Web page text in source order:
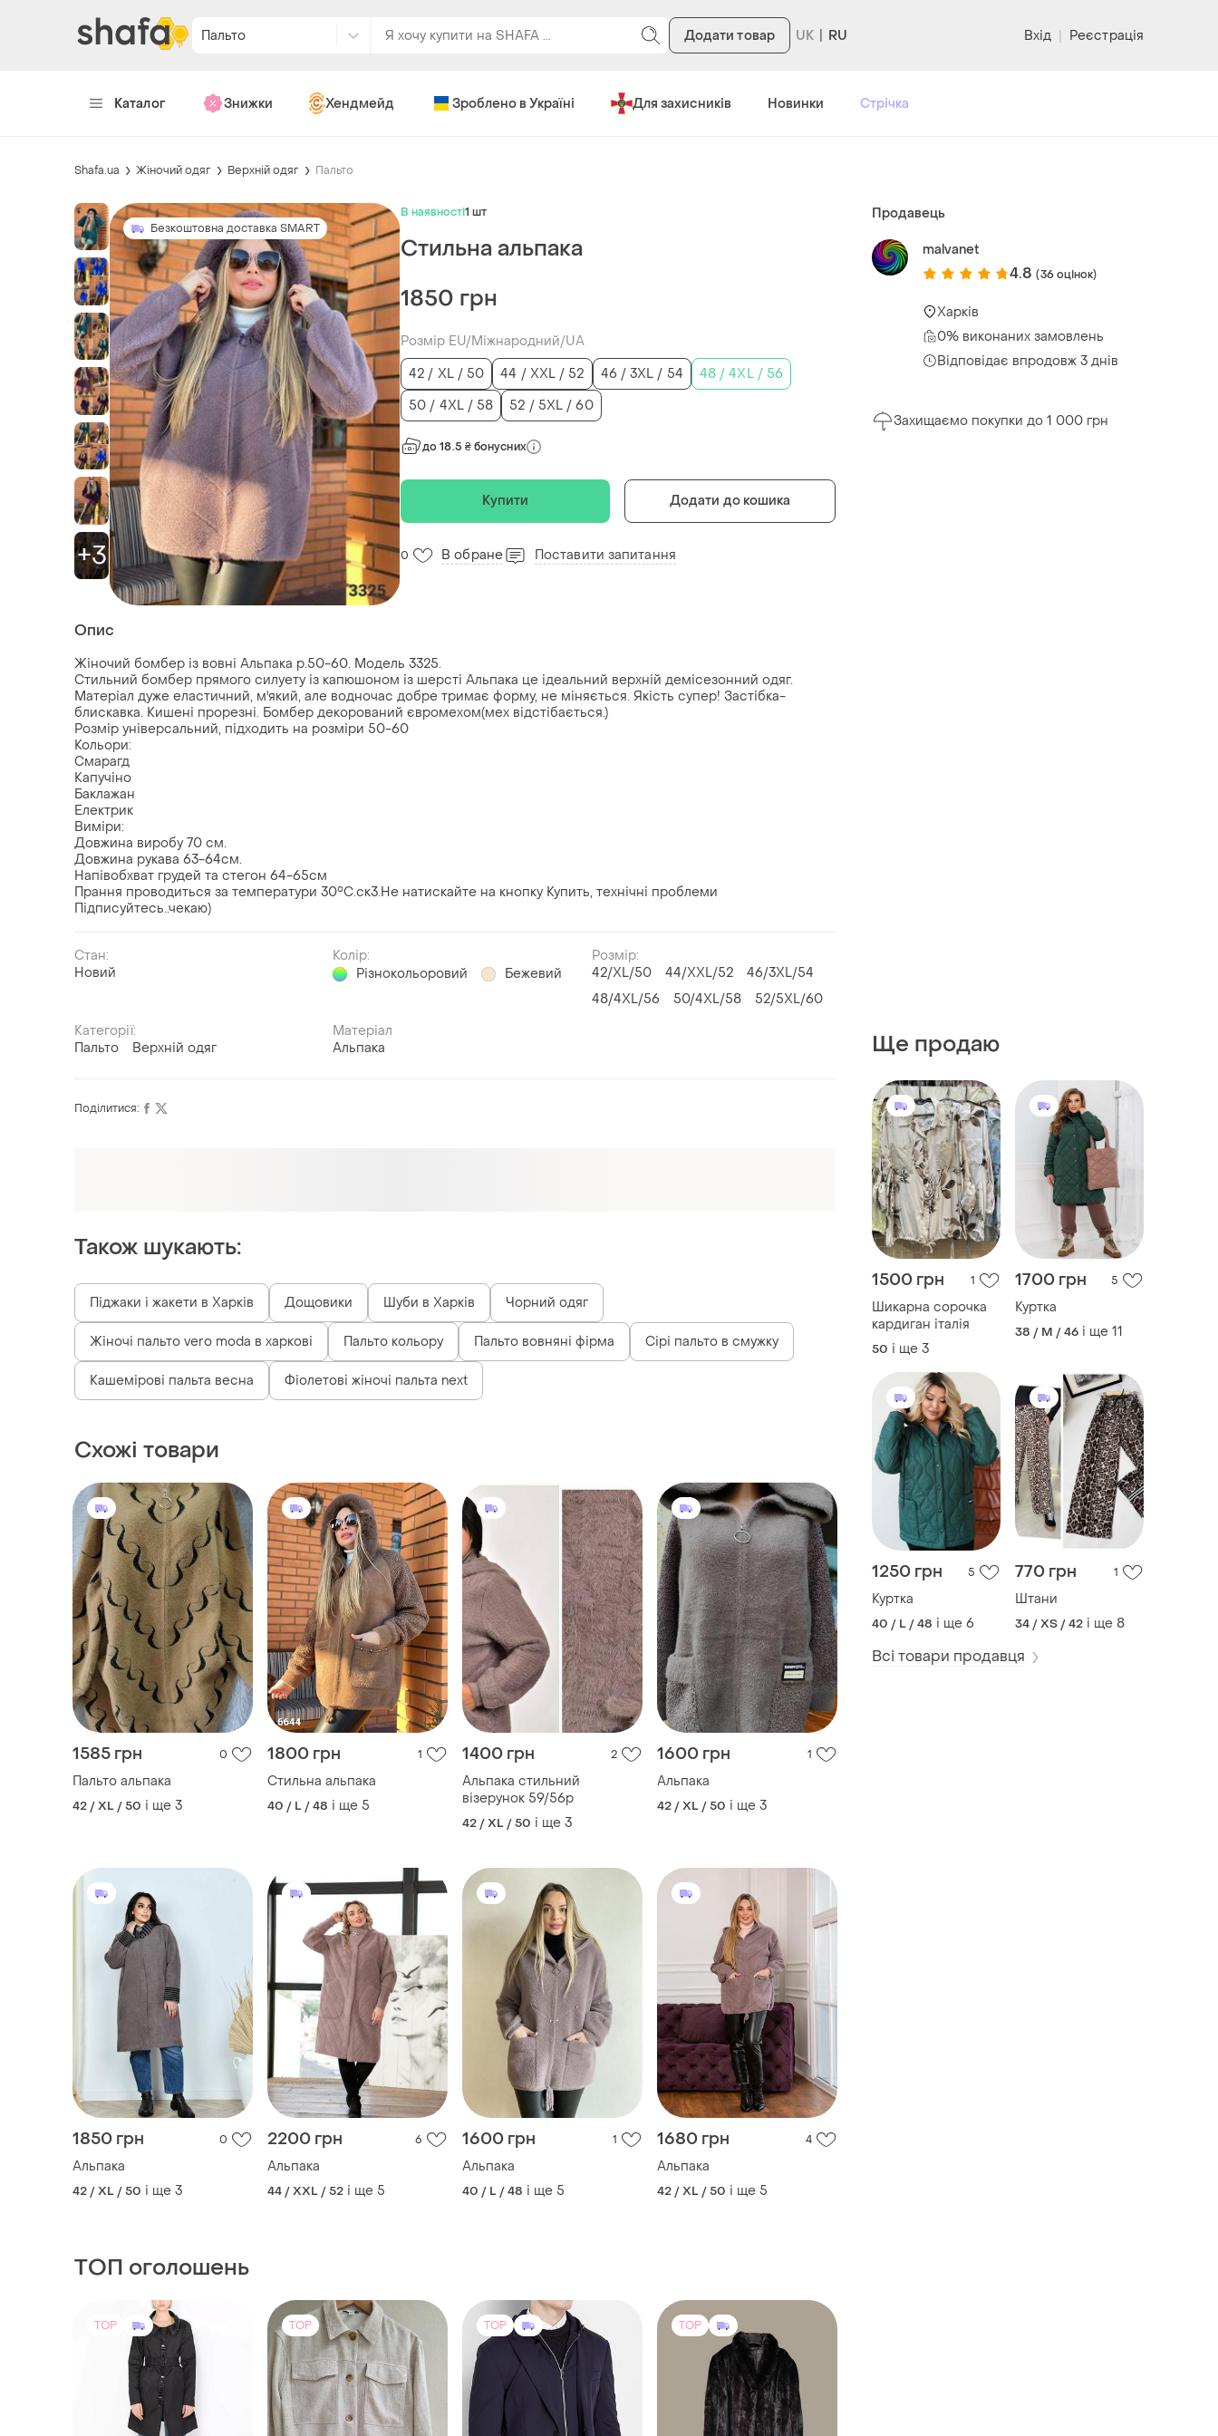
Пальто Додати товар RU Вхід | Реєстрація
Каталог Знижки Хендмейд Зроблено в Україні Для захисників Новинки Стрічка
Shafa.ua Жіночий одяг Верхній одяг Пальто
+3
Безкоштовна доставка SMART
В наявності1 шт
Стильна альпака
1850 грн
Розмір EU/Міжнародний/UA
42 / XL / 50
44 / XXL / 52 46 / 3XL / 54
48 / 4XL / 56
50 / 4XL / 58
52 / 5XL / 60
до 18.5 ₴ бонусних
Купити Додати до кошика
0 В обране Поставити запитання
Опис
Жіночий бомбер із вовні Альпака р.50-60. Модель 3325.
Стильний бомбер прямого силуету із капюшоном із шерсті Альпака це ідеальний верхній демісезонний одяг.
Матеріал дуже еластичний, м'який, але водночас добре тримає форму, не міняється. Якість супер! Застібка-
блискавка. Кишені прорезні. Бомбер декорований євромехом(мех відстібається.)
Розмір універсальний, підходить на розміри 50-60
Кольори:
Смарагд
Капучіно
Баклажан
Електрик
Виміри:
Довжина виробу 70 см.
Довжина рукава 63-64см.
Напівобхват грудей та стегон 64-65см
Прання проводиться за температури 30°С.ск3.Не натискайте на кнопку Купить, технічні проблеми
Підписуйтесь..чекаю)
Стан:
Новий
Колір:
Різнокольоровий
Бежевий
Розмір:
42/XL/50
44/XXL/52
46/3XL/54
48/4XL/56
50/4XL/58
52/5XL/60
Категорії:
Пальто
Верхній одяг
Матеріал
Альпака
Продавець
malvanet
4.8 (36 оцінок)
Харків
0% виконаних замовлень
Відповідає впродовж 3 днів
Захищаємо покупки до 1 000 грн
Ще продаю
1500 грн 1
Шикарна сорочка
кардиган італія
50 і ще 3
1700 грн 5
Куртка
38 / M / 46 і ще 11
1250 грн 5
Куртка
40 / L / 48 і ще 6
770 грн 1
Штани
34 / XS / 42 і ще 8
Всі товари продавця
Поділитися:
Також шукають:
Піджаки і жакети в Харків Дощовики Шуби в Харків Чорний одяг
Жіночі пальто vero moda в харкові Пальто кольору Пальто вовняні фірма Сірі пальто в смужку
Кашемірові пальта весна Фіолетові жіночі пальта next
Схожі товари
1585 грн
Пальто альпака
1800 грн
Стильна альпака
1400 грн
Альпака стильний
візерунок 59/56р
1600 грн
1850 грн 2200 грн 1600 грн 1680 грн
ТОП оголошень
TOP TOP TOP